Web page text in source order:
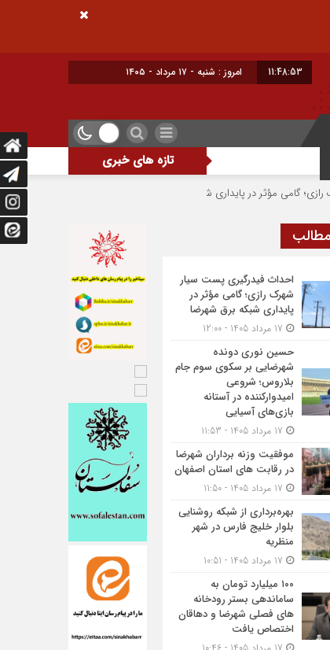
11:48:53 امروز : شنبه - ۱۷ مرداد - ۱۴۰۵
تازه های خبری
در پایداری شبکه برق شهرضا حسین نوری دونده شهرضایی بر سکوی
احداث فیدرگیری پست سیار
شهرک رازی؛ گامی مؤثر در
پایداری شبکه برق شهرضا
حسین نوری دونده
شهرضایی بر سکوی سوم جام
بلاروس؛ شروعی
امیدوارکننده در آستانه
بازی‌های آسیایی
موفقیت وزنه برداران شهرضا
در رقابت های استان اصفهان
بهره‌برداری از شبکه روشنایی
بلوار خلیج فارس در شهر
منظریه
۱۰۰ میلیارد تومان به
ساماندهی بستر رودخانه
های فصلی شهرضا و دهاقان
اختصاص یافت